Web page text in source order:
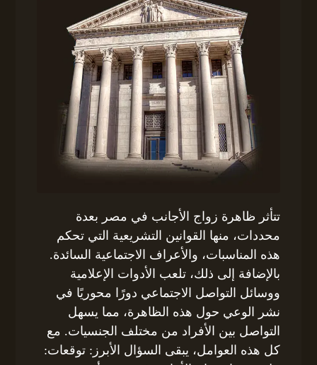
تتأثر ظاهرة زواج الأجانب في مصر بعدة
محددات، منها القوانين التشريعية التي تحكم
هذه المناسبات، والأعراف الاجتماعية السائدة.
بالإضافة إلى ذلك، تلعب الأدوات الإعلامية
ووسائل التواصل الاجتماعي دورًا محوريًا في
نشر الوعي حول هذه الظاهرة، مما يسهل
التواصل بين الأفراد من مختلف الجنسيات. مع
كل هذه العوامل، يبقى السؤال الأبرز: توقعات: